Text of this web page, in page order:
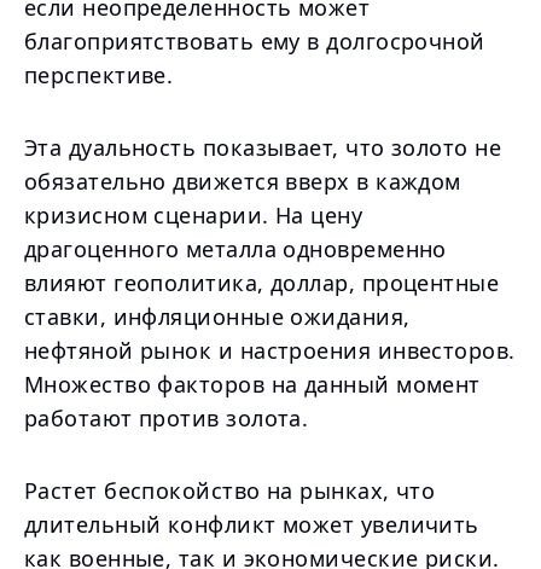
если неопределенность может
благоприятствовать ему в долгосрочной
перспективе.
Эта дуальность показывает, что золото не
обязательно движется вверх в каждом
кризисном сценарии. На цену
драгоценного металла одновременно
влияют геополитика, доллар, процентные
ставки, инфляционные ожидания,
нефтяной рынок и настроения инвесторов.
Множество факторов на данный момент
работают против золота.
Растет беспокойство на рынках, что
длительный конфликт может увеличить
как военные, так и экономические риски.